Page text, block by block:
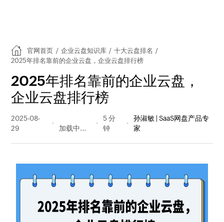
官网首页 / 企业云盘知识库 / 十大云盘排名 /
2025年排名靠前的企业云盘，企业云盘排行榜
2025年排名靠前的企业云盘，
企业云盘排行榜
2025-08-
29
量
5 分
钟
孙淑敏 | SaaS网盘产品专
家